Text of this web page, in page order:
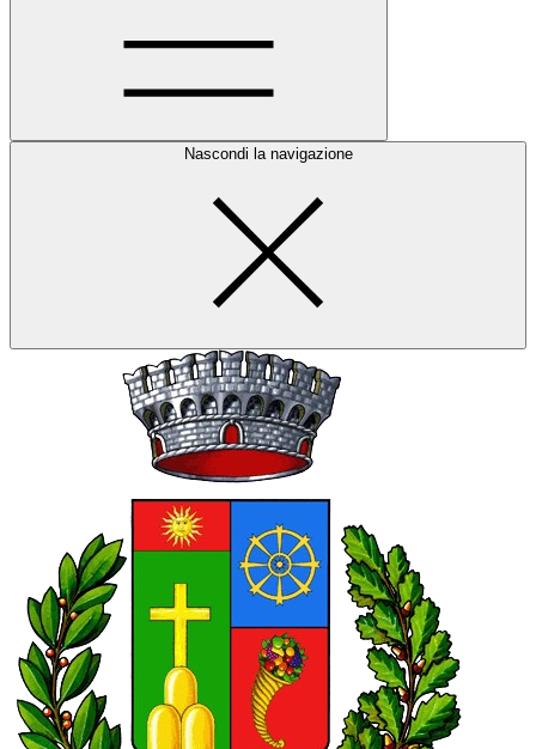
Nascondi la navigazione